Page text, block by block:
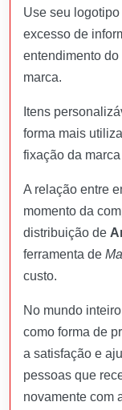
Use seu
excesso de
entendimento
marca.
Itens
forma mais
fixação da
A relação entre
momento da
distribuição de
ferramenta de
custo.
No mundo
como forma de
a satisfação e
pessoas que
novamente com